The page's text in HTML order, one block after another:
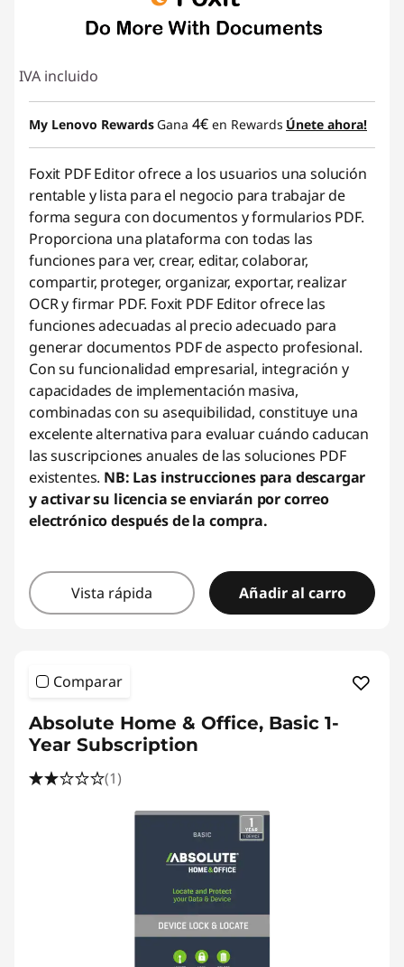
IVA incluido
My Lenovo Rewards Gana 4€ en Rewards Únete ahora!
Foxit PDF Editor ofrece a los usuarios una solución
rentable y lista para el negocio para trabajar de
forma segura con documentos y formularios PDF.
Proporciona una plataforma con todas las
funciones para ver, crear, editar, colaborar,
compartir, proteger, organizar, exportar, realizar
OCR y firmar PDF. Foxit PDF Editor ofrece las
funciones adecuadas al precio adecuado para
generar documentos PDF de aspecto profesional.
Con su funcionalidad empresarial, integración y
capacidades de implementación masiva,
combinadas con su asequibilidad, constituye una
excelente alternativa para evaluar cuándo caducan
las suscripciones anuales de las soluciones PDF
existentes. NB: Las instrucciones para descargar
y activar su licencia se enviarán por correo
electrónico después de la compra.
Vista rápida Añadir al carro
Comparar
Absolute Home & Office, Basic 1-
Year Subscription
(1)